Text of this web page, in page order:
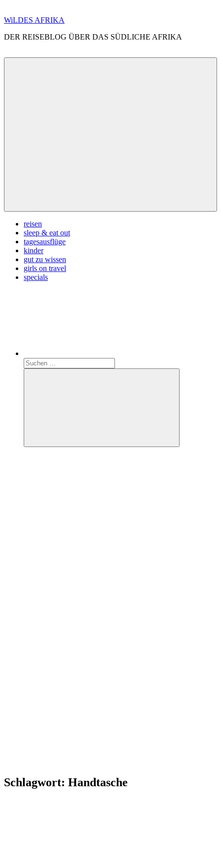
Zum
springen
WiLDES AFRIKA
DER REISEBLOG ÜBER DAS SÜDLICHE AFRIKA
reisen
sleep & eat out
tagesausflüge
kinder
gut zu wissen
girls on travel
specials
Suchen
nach:
Suchen
Schlagwort: Handtasche